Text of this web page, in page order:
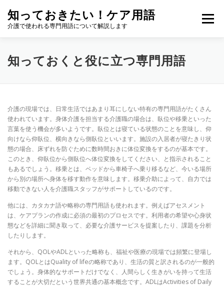
知っておきたい！ケア用語
介護で使われる専門用語について解説します
メニュー
知っておくと役に立つ専門用語
介護の現場では、日常生活ではあまり耳にしない特有の専門用語がたくさん
使われています。身体介護を担当する介護職の場合は、臥位や移乗といった
言葉を使う機会が多いようです。臥位とは寝ている状態のことを意味し、仰
向けなら仰臥位、横向きなら側臥位といいます。施設の入居者が寝たきり状
態の場合、床ずれを防ぐために数時間おきに体位変換をするのが基本です。
このとき、仰臥位から側臥位へ体位変換をしてください、と指示されること
もあるでしょう。移乗とは、ベッドから車椅子へ乗り移るなど、今いる場所
から別の場所へ身体を移す動作を意味します。移乗介助によって、自力では
移動できない人を介護職スタッフがサポートしているのです。
他には、カタカナ語や略称の専門用語も使われます。例えばアセスメント
は、ケアプランの作成に必須の最初のプロセスです。利用者の希望や心身状
態などを詳細に聞き取って、必要な介護サービスを提案したり、課題を分析
したりします。
それから、QOLやADLといった略称も、福祉や医療の現場では頻繁に登場し
ます。QOLとはQuality of lifeの略称であり、生活の質と訳されるのが一般的
でしょう。身体的なサポートだけでなく、人間らしく生きがいを持って生活
することが大切だという世界共通の基本概念です。ADLはActivities of Daily